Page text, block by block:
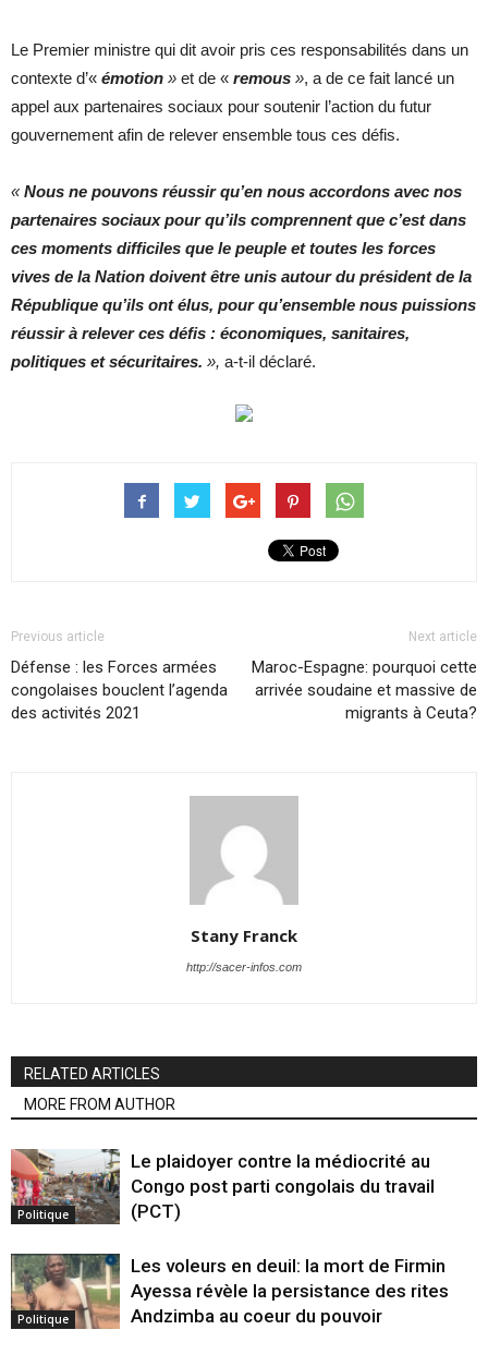
Le Premier ministre qui dit avoir pris ces responsabilités dans un
contexte d’« émotion » et de « remous », a de ce fait lancé un
appel aux partenaires sociaux pour soutenir l’action du futur
gouvernement afin de relever ensemble tous ces défis.
«Nous ne pouvons réussir qu’en nous accordons avec nos
partenaires sociaux pour qu’ils comprennent que c’est dans
ces moments difficiles que le peuple et toutes les forces
vives de la Nation doivent être unis autour du président de la
République qu’ils ont élus, pour qu’ensemble nous puissions
réussir à relever ces défis : économiques, sanitaires,
politiques et sécuritaires. », a-t-il déclaré.
Previous article
Défense : les Forces armées
congolaises bouclent l’agenda
des activités 2021
Next article
Maroc-Espagne: pourquoi cette
arrivée soudaine et massive de
migrants à Ceuta?
Stany Franck
http://sacer-infos.com
RELATED ARTICLES
MORE FROM AUTHOR
Politique
Le plaidoyer contre la médiocrité au
Congo post parti congolais du travail
(PCT)
Politique
Les voleurs en deuil: la mort de Firmin
Ayessa révèle la persistance des rites
Andzimba au coeur du pouvoir